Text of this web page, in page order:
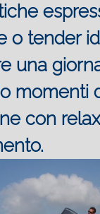
o tender
una
momenti
con